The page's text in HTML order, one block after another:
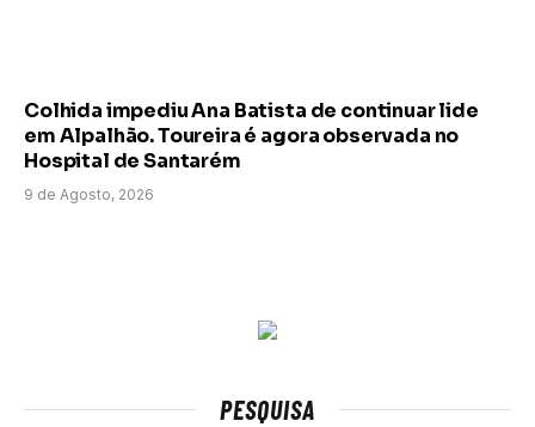
Colhida impediu Ana Batista de continuar lide
em Alpalhão. Toureira é agora observada no
Hospital de Santarém
9 de Agosto, 2026
PESQUISA